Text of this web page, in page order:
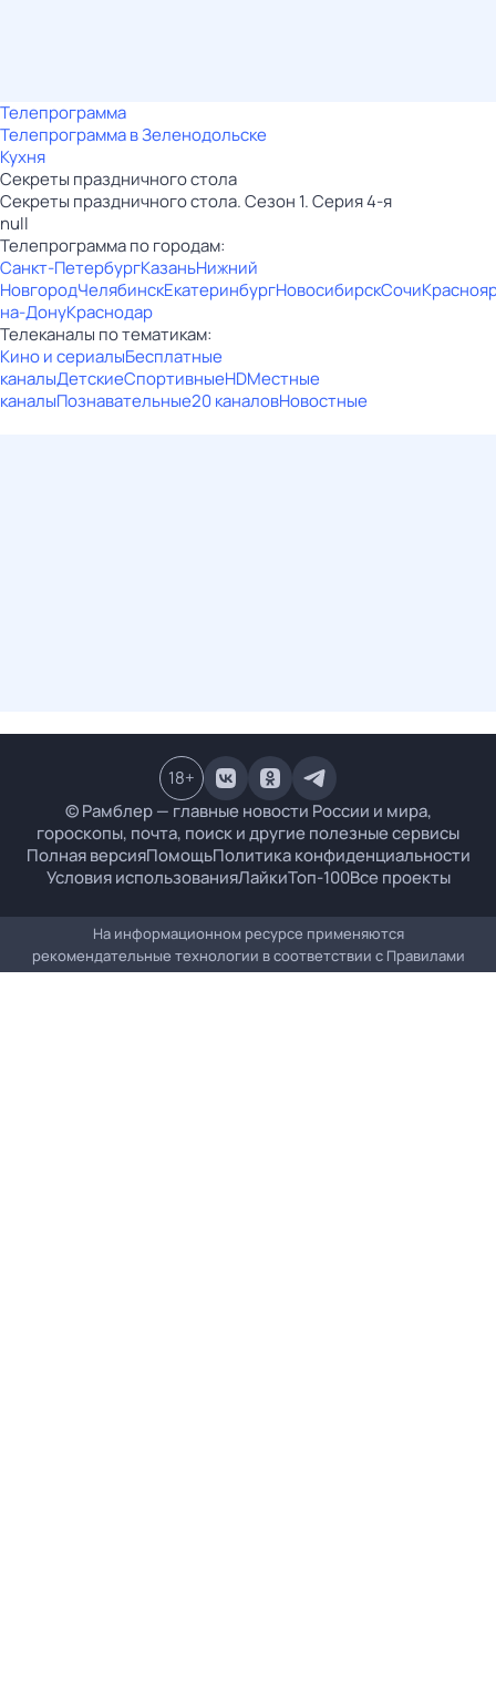
Телепрограмма
Телепрограмма в Зеленодольске
Кухня
Секреты праздничного стола
Секреты праздничного стола. Сезон 1. Серия 4-я
null
Телепрограмма по городам:
Санкт-ПетербургКазаньНижний
НовгородЧелябинскЕкатеринбургНовосибирскСочи
на-ДонуКраснодар
Телеканалы по тематикам:
Кино и сериалыБесплатные
каналыДетскиеСпортивныеHDМестные
каналыПознавательные20 каналовНовостные
© Рамблер — главные новости России и мира,
гороскопы, почта, поиск и другие полезные сервисы
Полная версияПомощьПолитика конфиденциальности
Условия использованияЛайкиТоп-100Все проекты
18+
На информационном ресурсе применяются
рекомендательные технологии в соответствии с Правилами